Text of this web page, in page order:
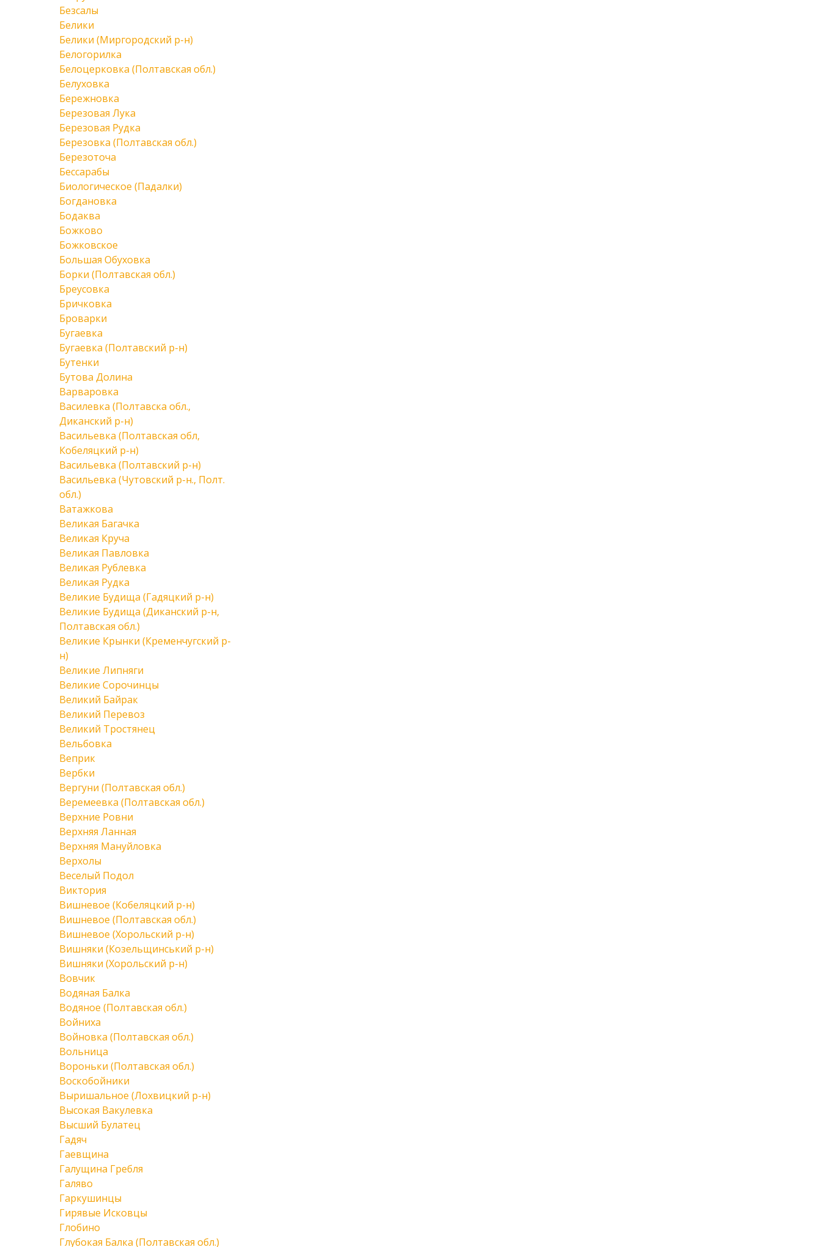
Безсалы
Белики
Белики (Миргородский р-н)
Белогорилка
Белоцерковка (Полтавская обл.)
Белуховка
Бережновка
Березовая Лука
Березовая Рудка
Березовка (Полтавская обл.)
Березоточа
Бессарабы
Биологическое (Падалки)
Богдановка
Бодаква
Божково
Божковское
Большая Обуховка
Борки (Полтавская обл.)
Бреусовка
Бричковка
Броварки
Бугаевка
Бугаевка (Полтавский р-н)
Бутенки
Бутова Долина
Варваровка
Василевка (Полтавска обл.,
Диканский р-н)
Васильевка (Полтавская обл,
Кобеляцкий р-н)
Васильевка (Полтавский р-н)
Васильевка (Чутовский р-н., Полт.
обл.)
Ватажкова
Великая Багачка
Великая Круча
Великая Павловка
Великая Рублевка
Великая Рудка
Великие Будища (Гадяцкий р-н)
Великие Будища (Диканский р-н,
Полтавская обл.)
Великие Крынки (Кременчугский р-
н)
Великие Липняги
Великие Сорочинцы
Великий Байрак
Великий Перевоз
Великий Тростянец
Вельбовка
Веприк
Вербки
Вергуни (Полтавская обл.)
Веремеевка (Полтавская обл.)
Верхние Ровни
Верхняя Ланная
Верхняя Мануйловка
Верхолы
Веселый Подол
Виктория
Вишневое (Кобеляцкий р-н)
Вишневое (Полтавская обл.)
Вишневое (Хорольский р-н)
Вишняки (Козельщинський р-н)
Вишняки (Хорольский р-н)
Вовчик
Водяная Балка
Водяное (Полтавская обл.)
Войниха
Войновка (Полтавская обл.)
Вольница
Вороньки (Полтавская обл.)
Воскобойники
Выришальное (Лохвицкий р-н)
Высокая Вакулевка
Высший Булатец
Гадяч
Гаевщина
Галущина Гребля
Галяво
Гаркушинцы
Гирявые Исковцы
Глобино
Глубокая Балка (Полтавская обл.)